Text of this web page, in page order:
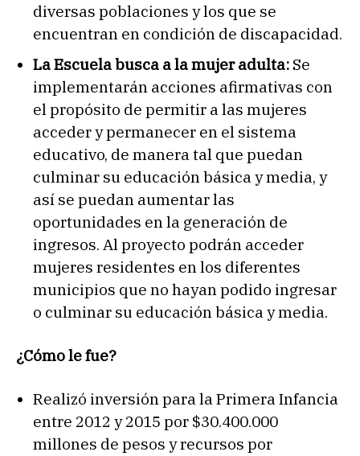
diversas poblaciones y los que se
encuentran en condición de discapacidad.
La Escuela busca a la mujer adulta: Se
implementarán acciones afirmativas con
el propósito de permitir a las mujeres
acceder y permanecer en el sistema
educativo, de manera tal que puedan
culminar su educación básica y media, y
así se puedan aumentar las
oportunidades en la generación de
ingresos. Al proyecto podrán acceder
mujeres residentes en los diferentes
municipios que no hayan podido ingresar
o culminar su educación básica y media.
¿Cómo le fue?
Realizó inversión para la Primera Infancia
entre 2012 y 2015 por $30.400.000
millones de pesos y recursos por